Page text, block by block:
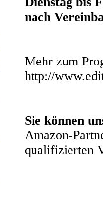
nach
Mehr zum
http://
Sie können
Amazon-
qualifizierten